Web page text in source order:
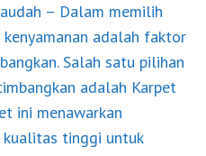
– Dalam memilih
adalah faktor
Salah satu pilihan
adalah Karpet
ini menawarkan
kualitas tinggi untuk